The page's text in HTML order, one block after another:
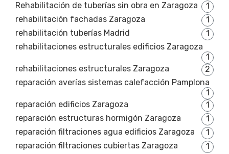
Rehabilitación de tuberías sin obra en Zaragoza
1
rehabilitación fachadas Zaragoza
1
rehabilitación tuberías Madrid
1
rehabilitaciones estructurales edificios Zaragoza
1
rehabilitaciones estructurales Zaragoza
2
reparación averías sistemas calefacción Pamplona
1
reparación edificios Zaragoza
1
reparación estructuras hormigón Zaragoza
1
reparación filtraciones agua edificios Zaragoza
1
reparación filtraciones cubiertas Zaragoza
1